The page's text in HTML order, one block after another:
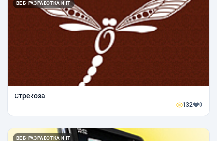
ВЕБ-РАЗРАБОТКА И IT
Стрекоза
132 0
ВЕБ-РАЗРАБОТКА И IT